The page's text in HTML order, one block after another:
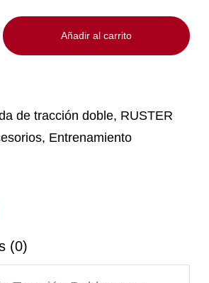
Añadir al carrito
de tracción doble, RUSTER
, Entrenamiento
(0)